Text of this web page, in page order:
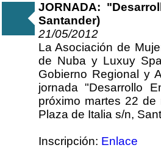
JORNADA:
Santander)
21/05/2012
La Asociación de
de Nuba y Luxuy
Gobierno Regional y
jornada "Desarrollo
próximo martes 22
Plaza de Italia s/n,
Inscripción: Enlace